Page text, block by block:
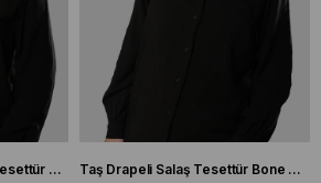
Yağ Yeşili Drapeli Salaş Tesettür Bone Sandy Büzgülü 2315_36
Taş Drapeli Salaş Tesettür Bone Sandy Büzgülü 2315_46